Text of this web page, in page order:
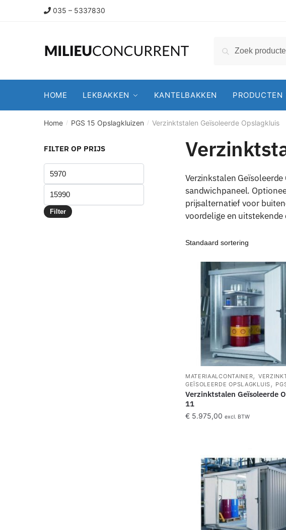
035 – 5337830
Zoeken
HOME LEKBAKKEN KANTELBAKKEN PRODUCTEN
Home / PGS 15 Opslagkluizen / Verzinktstalen Geïsoleerde Opslagkluis
Verzinkstalen
sandwichpaneel.
prijsalternatief voor
voordelige en
MATERIAALCONTAINER,
GEÏSOLEERDE OPSLAGKLUIS,
Verzinktstalen Geïsoleerde
11
€5.975,00 excl. BTW
FILTER OP PRIJS
Filter